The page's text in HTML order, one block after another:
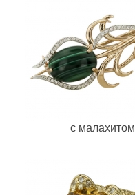
с малахитом